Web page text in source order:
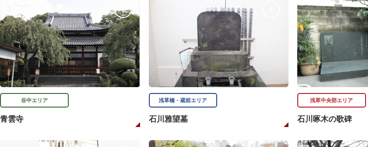
谷中エリア
青雲寺
浅草橋・蔵前エリア
石川雅望墓
浅草中央部エリア
石川啄木の歌碑